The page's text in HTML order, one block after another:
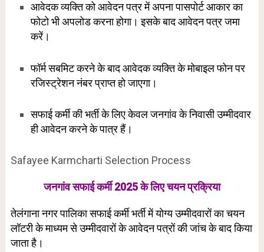
आवेदक व्यक्ति को आवेदन पत्र में अपना पासपोर्ट आकार का
फोटो भी अपलोड करना होगा। इसके बाद आवेदन पत्र जमा
करें।
फॉर्म सबमिट करने के बाद आवेदक व्यक्ति के मोबाइल फोन पर
रजिस्ट्रेशन नंबर प्राप्त हो जाएगा।
सफाई कर्मी की भर्ती के लिए केवल जनगांव के निवासी उम्मीदवार
ही आवेदन करने के पात्र हैं।
Safayee Karmcharti Selection Process
जनगांव सफाई कर्मी 2025 के लिए चयन प्रक्रिया
तेलंगाना नगर पालिका सफाई कर्मी भर्ती में योग्य उम्मीदवारों का चयन
लॉटरी के माध्यम से उम्मीदवारों के आवेदन पत्रों की जांच के बाद किया
जाता है।